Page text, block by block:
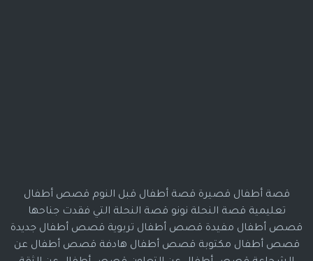
قصة أطفال قصيرة قصة أطفال قبل النوم قصص أطفال
تعليمية قصة النحلة نونو قصة النحلة التي فقدت جناحها
قصص أطفال مفيدة قصص أطفال تربوية قصص أطفال جديدة
قصص أطفال مكتوبة قصص أطفال هادفة قصص أطفال عن